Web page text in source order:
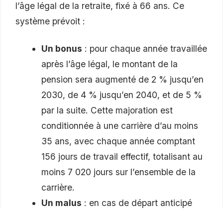
l’âge légal de la retraite, fixé à 66 ans. Ce
système prévoit :
Un bonus : pour chaque année travaillée
après l’âge légal, le montant de la
pension sera augmenté de 2 % jusqu’en
2030, de 4 % jusqu’en 2040, et de 5 %
par la suite. Cette majoration est
conditionnée à une carrière d’au moins
35 ans, avec chaque année comptant
156 jours de travail effectif, totalisant au
moins 7 020 jours sur l’ensemble de la
carrière.
Un malus : en cas de départ anticipé